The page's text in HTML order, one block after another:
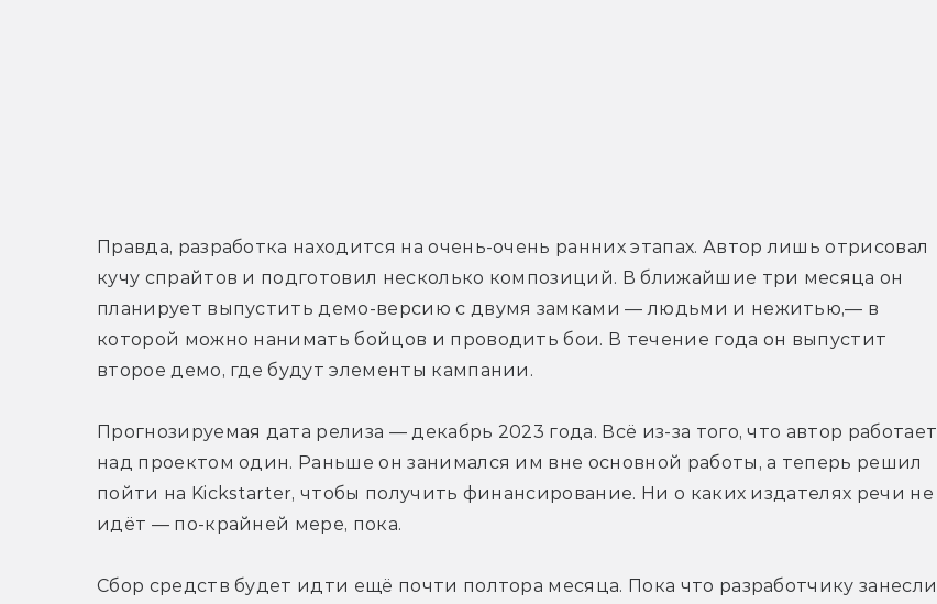
Правда, разработка находится на очень-очень ранних этапах. Автор лишь отрисовал
кучу спрайтов и подготовил несколько композиций. В ближайшие три месяца он
планирует выпустить демо-версию с двумя замками — людьми и нежитью,— в
которой можно нанимать бойцов и проводить бои. В течение года он выпустит
второе демо, где будут элементы кампании.
Прогнозируемая дата релиза — декабрь 2023 года. Всё из-за того, что автор работает
над проектом один. Раньше он занимался им вне основной работы, а теперь решил
пойти на Kickstarter, чтобы получить финансирование. Ни о каких издателях речи не
идёт — по-крайней мере, пока.
Сбор средств будет идти ещё почти полтора месяца. Пока что разработчику занесли